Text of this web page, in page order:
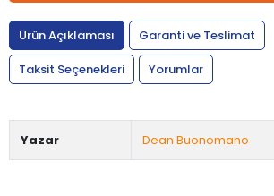
Ürün Açıklaması
Garanti ve Teslimat
Taksit Seçenekleri
Yorumlar
Yazar Dean Buonomano